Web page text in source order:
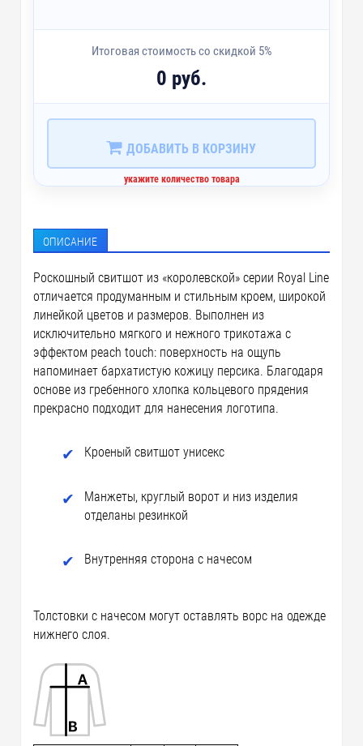
Итоговая стоимость со скидкой 5%
0 руб.
ДОБАВИТЬ В КОРЗИНУ
укажите количество товара
ОПИСАНИЕ
Роскошный свитшот из «королевской» серии Royal Line
отличается продуманным и стильным кроем, широкой
линейкой цветов и размеров. Выполнен из
исключительно мягкого и нежного трикотажа с
эффектом peach touch: поверхность на ощупь
напоминает бархатистую кожицу персика. Благодаря
основе из гребенного хлопка кольцевого прядения
прекрасно подходит для нанесения логотипа.
Кроеный свитшот унисекс
Манжеты, круглый ворот и низ изделия
отделаны резинкой
Внутренняя сторона с начесом
Толстовки с начесом могут оставлять ворс на одежде
нижнего слоя.